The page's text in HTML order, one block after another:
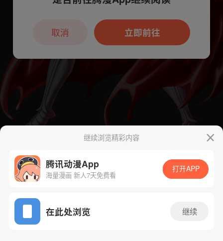
App免费看
继续浏览精彩内容
腾讯动漫App
海量漫画 新人7天免费看
打开APP
在此处浏览 继续
本章节仅支持App阅读，可打开App新用
户7天免费看立即前往
取消